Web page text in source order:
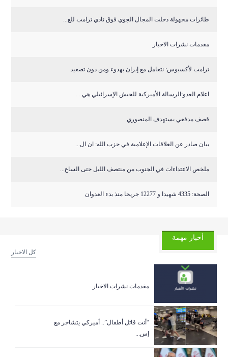
طائرات مجهولة دخلت المجال الجوي فوق نادي ترامب للغ...
مقدمات نشرات الاخبار
ترامب لأكسيوس: نتعامل مع إيران بهدوء ومن دون تصعيد
اعلام العدو:الرسالة الأميركية للجيش الإسرائيلي هي ...
قصف مدفعي يستهدف المنصوري
بيان صادر عن العلاقات الإعلامية في حزب الله: ان ال...
ملخص الاعتداءات في الجنوب من منتصف الليل حتى الساع...
الصحة: 4335 شهيدا و 12277 جريحا منذ بدء العدوان
أخبار مهمة
كل الاخبار
مقدمات نشرات الاخبار
“أنت قاتل أطفال”.. أميركي يتشاجر مع
إس...